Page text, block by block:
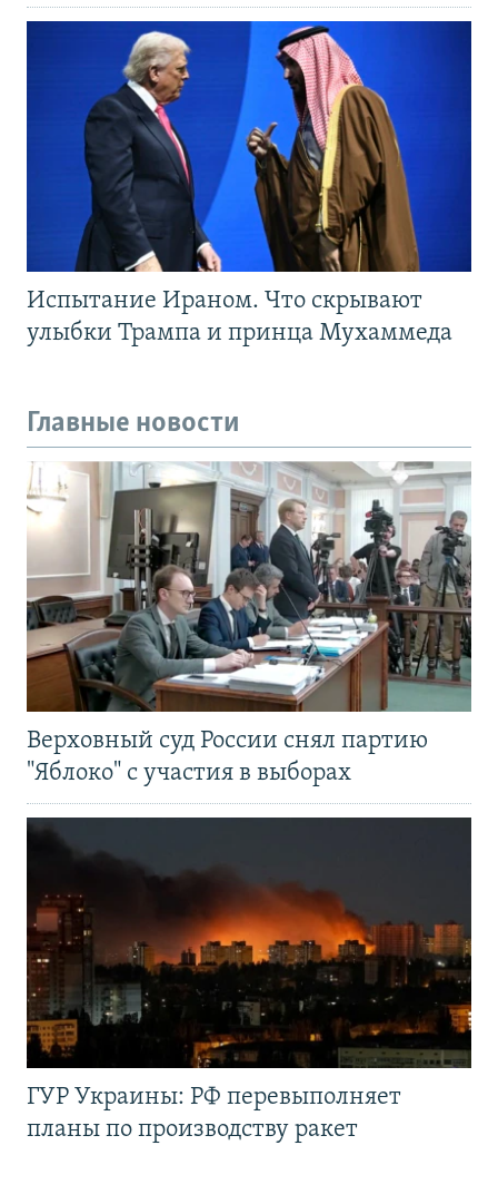
Испытание Ираном. Что скрывают
улыбки Трампа и принца Мухаммеда
Главные новости
Верховный суд России снял партию
"Яблоко" с участия в выборах
ГУР Украины: РФ перевыполняет
планы по производству ракет